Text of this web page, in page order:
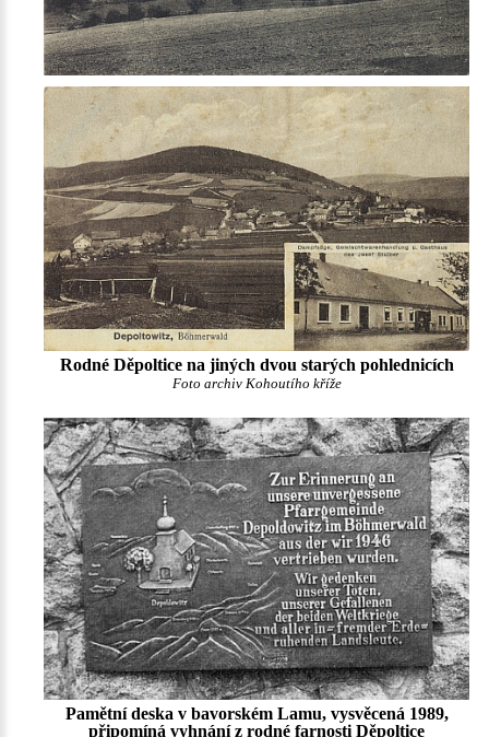
Rodné Děpoltice na jiných dvou starých pohlednicích
Foto archiv Kohoutího kříže
Pamětní deska v bavorském Lamu, vysvěcená 1989,
připomíná vyhnání z rodné farnosti Děpoltice